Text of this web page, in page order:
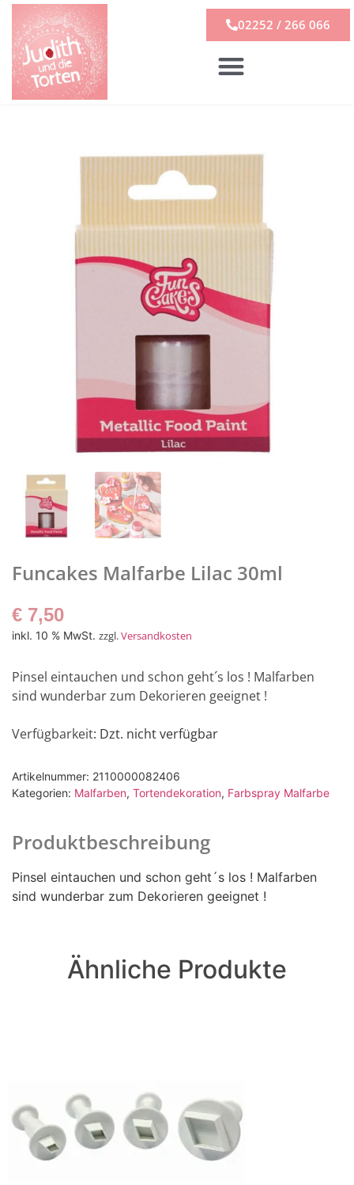
02252 / 266 066
Funcakes Malfarbe Lilac 30ml
€ 7,50
inkl. 10 % MwSt. zzgl.Versandkosten
Pinsel eintauchen und schon geht´s los ! Malfarben
sind wunderbar zum Dekorieren geeignet !
Verfügbarkeit: Dzt. nicht verfügbar
Artikelnummer: 2110000082406
Kategorien: Malfarben, Tortendekoration, Farbspray Malfarbe
Produktbeschreibung
Pinsel eintauchen und schon geht´s los ! Malfarben
sind wunderbar zum Dekorieren geeignet !
Ähnliche Produkte